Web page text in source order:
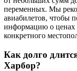
переменных. Мы
авиабилетов, чтобы
информацию о ценах
конкретного
Как долго
Харбор?